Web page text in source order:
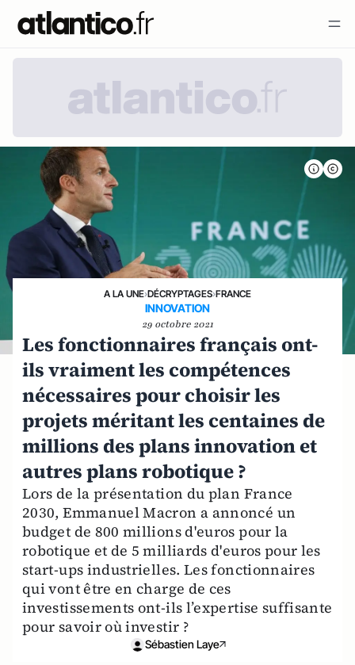
A LA UNE›DÉCRYPTAGES›FRANCE
INNOVATION
29 octobre 2021
Les fonctionnaires français ont-
ils vraiment les compétences
nécessaires pour choisir les
projets méritant les centaines de
millions des plans innovation et
autres plans robotique ?
Lors de la présentation du plan France
2030, Emmanuel Macron a annoncé un
budget de 800 millions d'euros pour la
robotique et de 5 milliards d'euros pour les
start-ups industrielles. Les fonctionnaires
qui vont être en charge de ces
investissements ont-ils l’expertise suffisante
pour savoir où investir ?
Sébastien Laye